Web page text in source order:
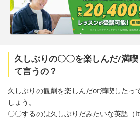
久しぶりの〇〇を楽しんだ/満
て言うの？
久しぶりの観劇を楽しんだor満喫したっ
しょう。
〇〇するのは久しぶりだみたいな英語